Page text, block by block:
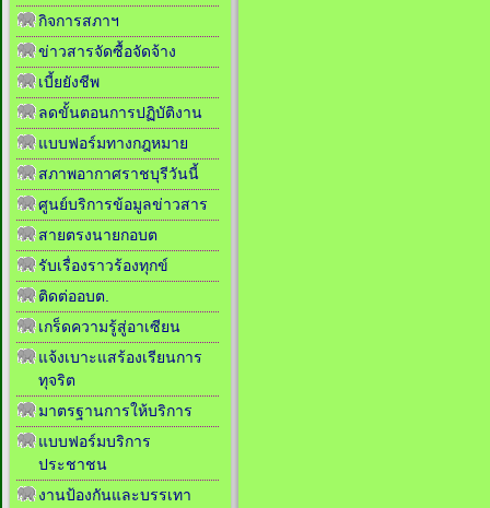
กิจการสภาฯ
ข่าวสารจัดซื้อจัดจ้าง
เบี้ยยังชีพ
ลดขั้นตอนการปฏิบัติงาน
แบบฟอร์มทางกฎหมาย
สภาพอากาศราชบุรีวันนี้
ศูนย์บริการข้อมูลข่าวสาร
สายตรงนายกอบต
รับเรื่องราวร้องทุกข์
ติดต่ออบต.
เกร็ดความรู้สู่อาเซียน
แจ้งเบาะแสร้องเรียนการ
ทุจริต
มาตรฐานการให้บริการ
แบบฟอร์มบริการ
ประชาชน
งานป้องกันและบรรเทา